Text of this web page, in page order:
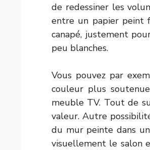
de redessiner les
entre un papier peint
canapé, justement
peu blanches.
Vous pouvez par
couleur plus
meuble TV. Tout de
valeur. Autre
du mur peinte dans
visuellement le salon